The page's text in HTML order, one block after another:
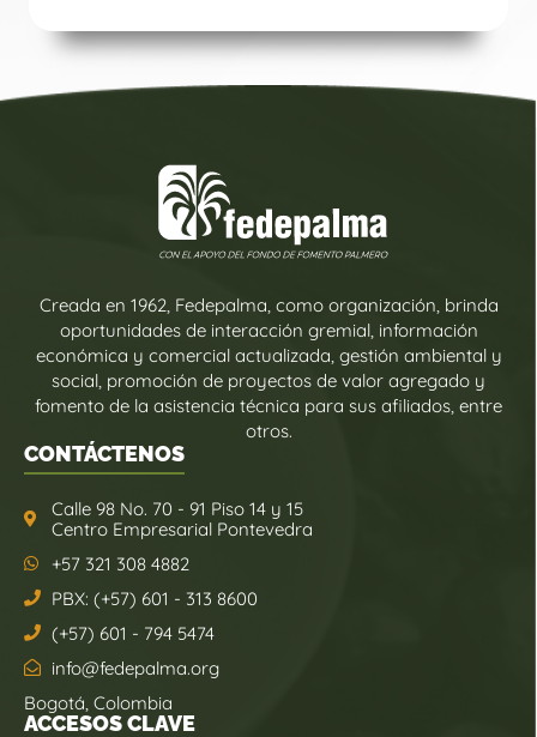
Creada en 1962, Fedepalma, como organización, brinda
oportunidades de interacción gremial, información
económica y comercial actualizada, gestión ambiental y
social, promoción de proyectos de valor agregado y
fomento de la asistencia técnica para sus afiliados, entre
otros.
CONTÁCTENOS
Calle 98 No. 70 - 91 Piso 14 y 15
Centro Empresarial Pontevedra
+57 321 308 4882
PBX: (+57) 601 - 313 8600
(+57) 601 - 794 5474
info@fedepalma.org
Bogotá, Colombia
ACCESOS CLAVE